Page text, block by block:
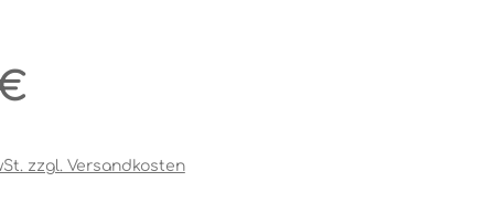
zzgl. Versandkosten